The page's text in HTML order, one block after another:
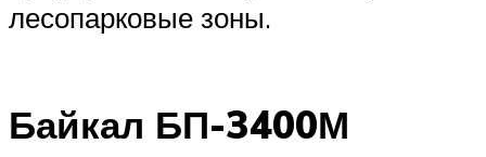
лесопарковые зоны.
Байкал БП-3400М